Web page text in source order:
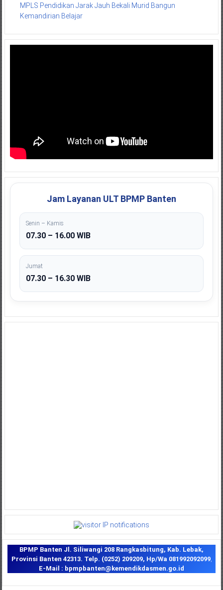
MPLS Pendidikan Jarak Jauh Bekali Murid Bangun
Kemandirian Belajar
Jam Layanan ULT BPMP Banten
Senin – Kamis
07.30 – 16.00 WIB
Jumat
07.30 – 16.30 WIB
BPMP Banten Jl. Siliwangi 208 Rangkasbitung, Kab. Lebak,
Provinsi Banten 42313. Telp. (0252) 209209, Hp/Wa 081992092099,
E-Mail : bpmpbanten@kemendikdasmen.go.id